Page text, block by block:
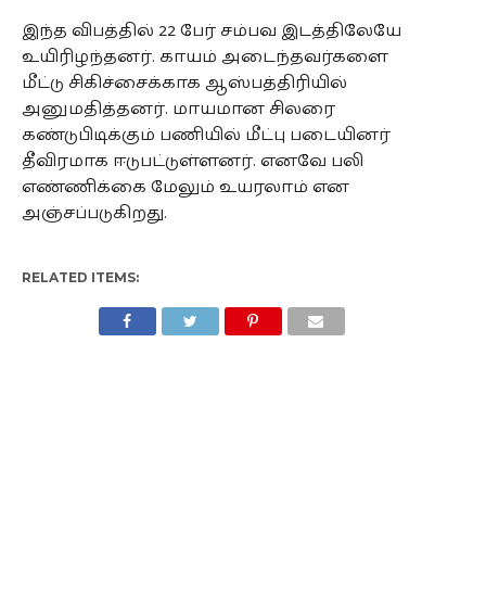
இந்த விபத்தில் 22 பேர் சம்பவ இடத்திலேயே
உயிரிழந்தனர். காயம் அடைந்தவர்களை
மீட்டு சிகிச்சைக்காக ஆஸ்பத்திரியில்
அனுமதித்தனர். மாயமான சிலரை
கண்டுபிடிக்கும் பணியில் மீட்பு படையினர்
தீவிரமாக ஈடுபட்டுள்ளனர். எனவே பலி
எண்ணிக்கை மேலும் உயரலாம் என
அஞ்சப்படுகிறது.
RELATED ITEMS: